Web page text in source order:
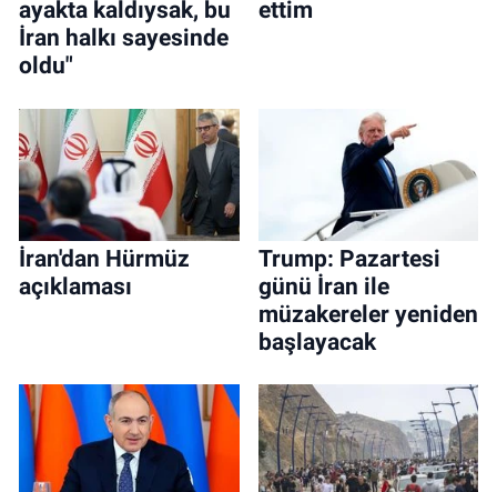
ayakta kaldıysak, bu
İran halkı sayesinde
oldu"
ettim
İran'dan Hürmüz
açıklaması
Trump: Pazartesi
günü İran ile
müzakereler yeniden
başlayacak